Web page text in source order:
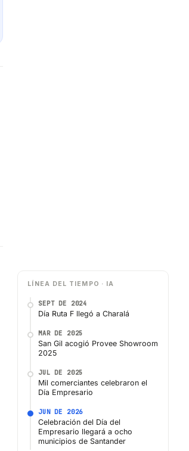
LÍNEA DEL TIEMPO · IA
SEPT DE 2024
Día Ruta F llegó a Charalá
MAR DE 2025
San Gil acogió Provee Showroom
2025
JUL DE 2025
Mil comerciantes celebraron el
Día Empresario
JUN DE 2026
Celebración del Día del
Empresario llegará a ocho
municipios de Santander